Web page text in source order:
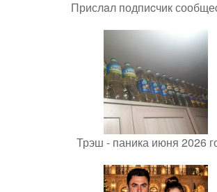
Прислaл подпиcчик
Трэш - паника июня 2026